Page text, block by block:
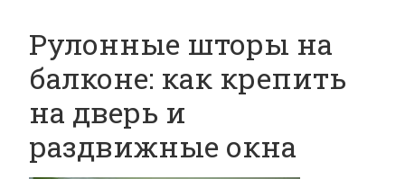
Рулонные шторы на
балконе: как крепить
на дверь и
раздвижные окна